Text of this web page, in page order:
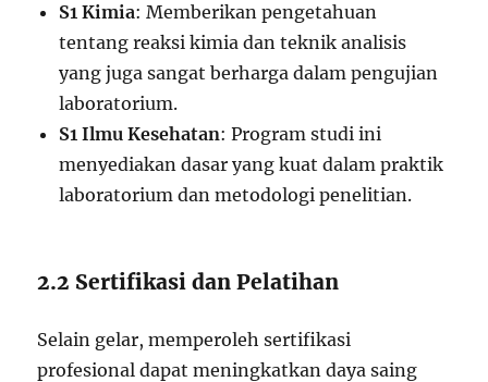
S1 Kimia: Memberikan pengetahuan
tentang reaksi kimia dan teknik analisis
yang juga sangat berharga dalam pengujian
laboratorium.
S1 Ilmu Kesehatan: Program studi ini
menyediakan dasar yang kuat dalam praktik
laboratorium dan metodologi penelitian.
2.2 Sertifikasi dan Pelatihan
Selain gelar, memperoleh sertifikasi
profesional dapat meningkatkan daya saing